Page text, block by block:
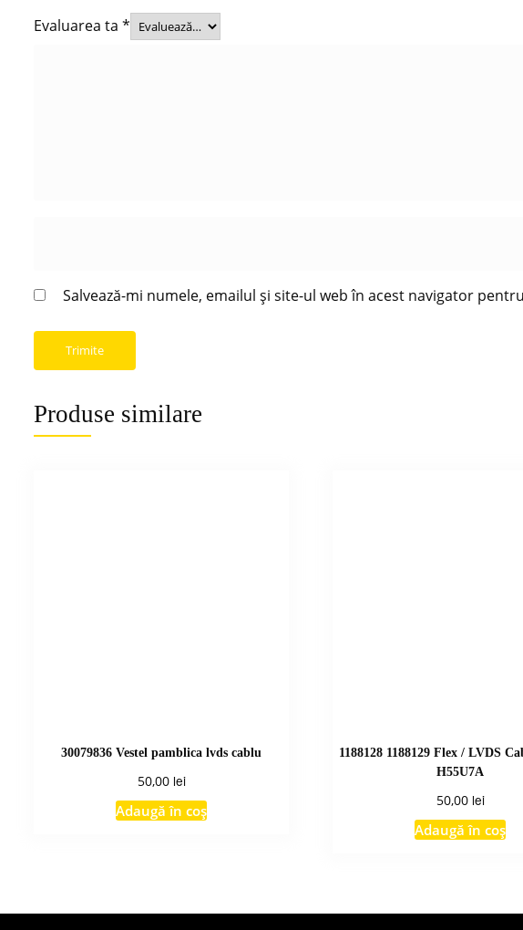
Evaluarea ta *
Salvează-mi numele, emailul și site-ul web în acest navigator
Produse similare
30079836 Vestel pamblica lvds cablu
50,00 lei
Adaugă în coș
1188128 1188129 Flex / LVDS
H55U7A
50,00 lei
Adaugă în coș